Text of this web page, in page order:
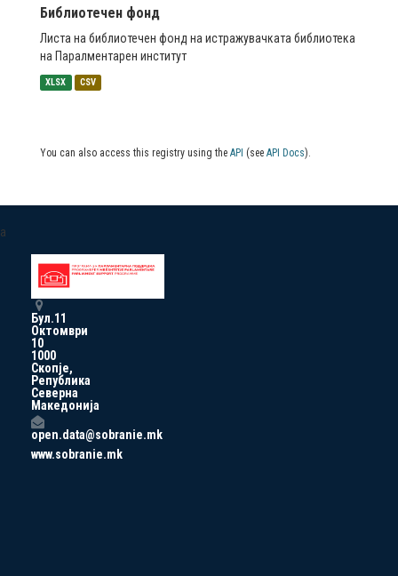
Библиотечен фонд
Листа на библиотечен фонд на истражувачката библиотека
на Паралментарен институт
XLSX CSV
You can also access this registry using the API (see API Docs).
a
Бул.11
Октомври
10
1000
Скопје,
Република
Северна
Македонија
open.data@sobranie.mk
www.sobranie.mk